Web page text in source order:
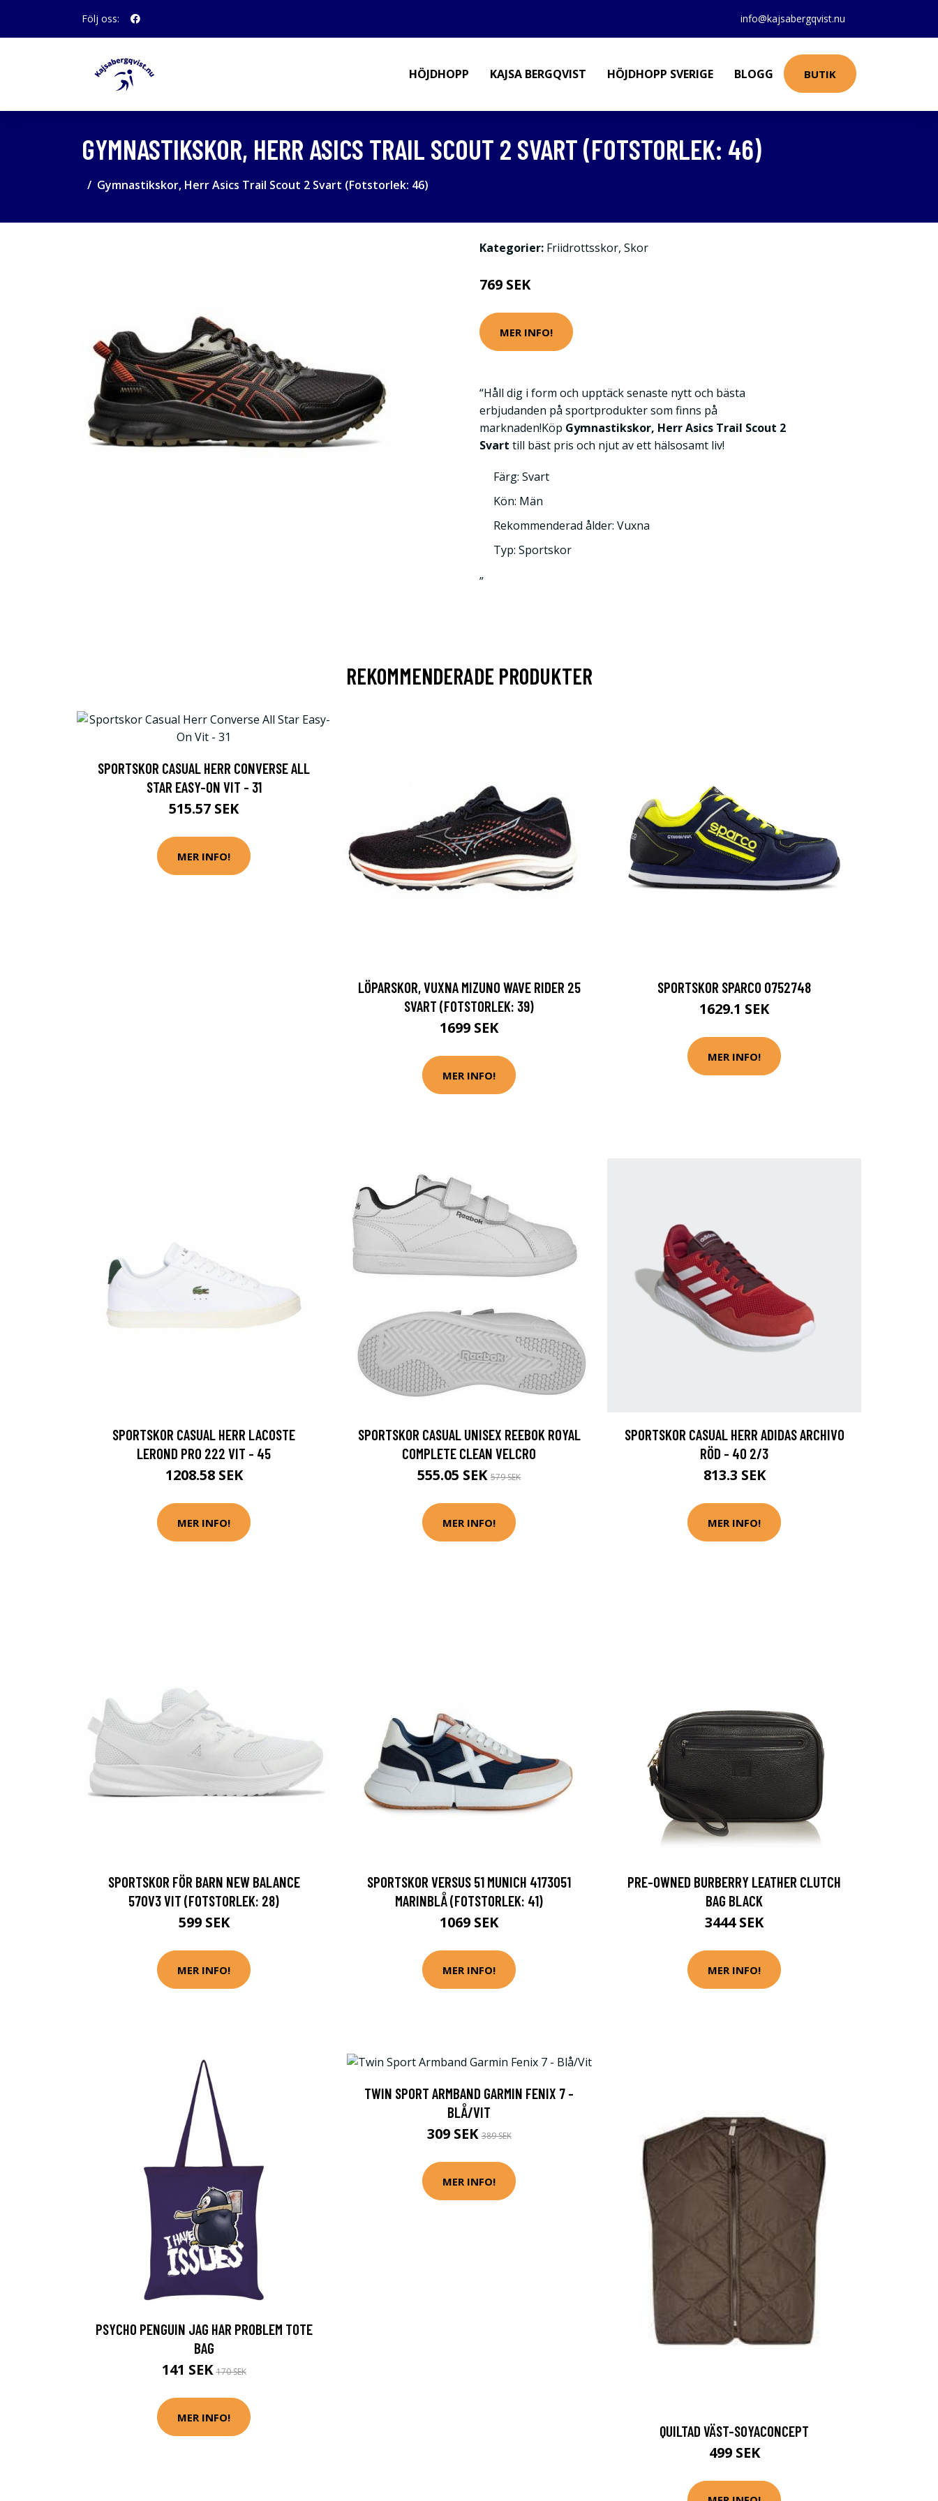
Följ oss: info@kajsabergqvist.nu
HÖJDHOPP KAJSA BERGQVIST HÖJDHOPP SVERIGE BLOGG BUTIK
GYMNASTIKSKOR, HERR ASICS TRAIL SCOUT 2 SVART (FOTSTORLEK: 46)
Gymnastikskor, Herr Asics Trail Scout 2 Svart (Fotstorlek: 46)
Kategorier: Friidrottsskor, Skor
769 SEK
MER INFO!
“Håll dig i form och upptäck senaste nytt och bästa
erbjudanden på sportprodukter som finns på
marknaden!Köp Gymnastikskor, Herr Asics Trail Scout 2
Svart till bäst pris och njut av ett hälsosamt liv!
Färg: Svart
Kön: Män
Rekommenderad ålder: Vuxna
Typ: Sportskor
”
REKOMMENDERADE PRODUKTER
SPORTSKOR CASUAL HERR CONVERSE ALL
STAR EASY-ON VIT - 31
515.57 SEK
MER INFO!
LÖPARSKOR, VUXNA MIZUNO WAVE RIDER 25
SVART (FOTSTORLEK: 39)
1699 SEK
MER INFO!
SPORTSKOR SPARCO 0752748
1629.1 SEK
MER INFO!
SPORTSKOR CASUAL HERR LACOSTE
LEROND PRO 222 VIT - 45
1208.58 SEK
MER INFO!
SPORTSKOR CASUAL UNISEX REEBOK ROYAL
COMPLETE CLEAN VELCRO
555.05 SEK 579 SEK
MER INFO!
SPORTSKOR CASUAL HERR ADIDAS ARCHIVO
RÖD - 40 2/3
813.3 SEK
MER INFO!
SPORTSKOR FÖR BARN NEW BALANCE
570V3 VIT (FOTSTORLEK: 28)
599 SEK
MER INFO!
SPORTSKOR VERSUS 51 MUNICH 4173051
MARINBLÅ (FOTSTORLEK: 41)
1069 SEK
MER INFO!
PRE-OWNED BURBERRY LEATHER CLUTCH
BAG BLACK
3444 SEK
MER INFO!
PSYCHO PENGUIN JAG HAR PROBLEM TOTE
BAG
141 SEK170 SEK
MER INFO!
TWIN SPORT ARMBAND GARMIN FENIX 7 -
BLÅ/VIT
309 SEK389 SEK
MER INFO!
QUILTAD VÄST-SOYACONCEPT
499 SEK